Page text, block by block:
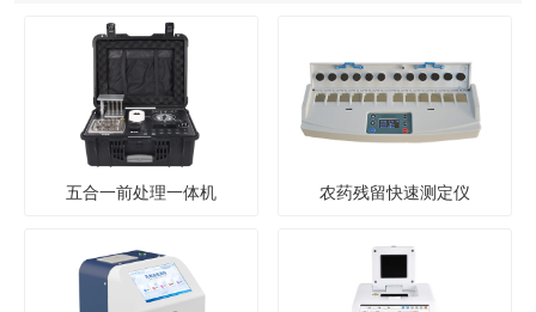
五合一前处理一体机 农药残留快速测定仪